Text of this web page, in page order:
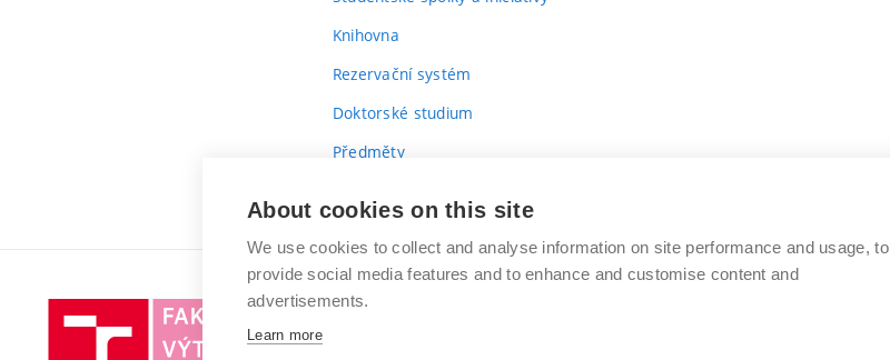
Knihovna
Rezervační systém
Doktorské studium
Předměty
Vysoké
About cookies on this site
We use cookies to collect and analyse information on site performance and usage, to
provide social media features and to enhance and customise content and
advertisements.
Learn more